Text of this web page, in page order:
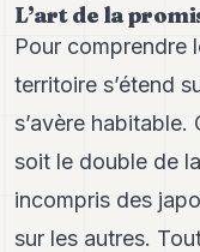
L’art de la
Pour comprendre
territoire s’étend
s’avère
soit le double de
incompris des
sur les autres.